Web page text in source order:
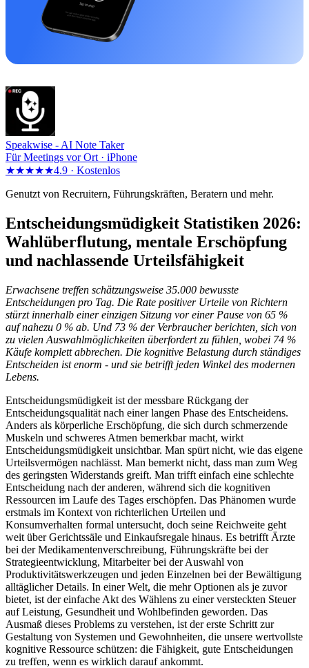
Speakwise - AI Note Taker
Für Meetings vor Ort · iPhone
★★★★★4.9 · Kostenlos
Genutzt von Recruitern, Führungskräften, Beratern und mehr.
Entscheidungsmüdigkeit Statistiken 2026:
Wahlüberflutung, mentale Erschöpfung
und nachlassende Urteilsfähigkeit
Erwachsene treffen schätzungsweise 35.000 bewusste
Entscheidungen pro Tag. Die Rate positiver Urteile von Richtern
stürzt innerhalb einer einzigen Sitzung vor einer Pause von 65 %
auf nahezu 0 % ab. Und 73 % der Verbraucher berichten, sich von
zu vielen Auswahlmöglichkeiten überfordert zu fühlen, wobei 74 %
Käufe komplett abbrechen. Die kognitive Belastung durch ständiges
Entscheiden ist enorm - und sie betrifft jeden Winkel des modernen
Lebens.
Entscheidungsmüdigkeit ist der messbare Rückgang der
Entscheidungsqualität nach einer langen Phase des Entscheidens.
Anders als körperliche Erschöpfung, die sich durch schmerzende
Muskeln und schweres Atmen bemerkbar macht, wirkt
Entscheidungsmüdigkeit unsichtbar. Man spürt nicht, wie das eigene
Urteilsvermögen nachlässt. Man bemerkt nicht, dass man zum Weg
des geringsten Widerstands greift. Man trifft einfach eine schlechte
Entscheidung nach der anderen, während sich die kognitiven
Ressourcen im Laufe des Tages erschöpfen. Das Phänomen wurde
erstmals im Kontext von richterlichen Urteilen und
Konsumverhalten formal untersucht, doch seine Reichweite geht
weit über Gerichtssäle und Einkaufsregale hinaus. Es betrifft Ärzte
bei der Medikamentenverschreibung, Führungskräfte bei der
Strategieentwicklung, Mitarbeiter bei der Auswahl von
Produktivitätswerkzeugen und jeden Einzelnen bei der Bewältigung
alltäglicher Details. In einer Welt, die mehr Optionen als je zuvor
bietet, ist der einfache Akt des Wählens zu einer versteckten Steuer
auf Leistung, Gesundheit und Wohlbefinden geworden. Das
Ausmaß dieses Problems zu verstehen, ist der erste Schritt zur
Gestaltung von Systemen und Gewohnheiten, die unsere wertvollste
kognitive Ressource schützen: die Fähigkeit, gute Entscheidungen
zu treffen, wenn es wirklich darauf ankommt.